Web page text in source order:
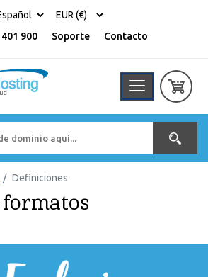
900 Soporte Contacto
Definiciones
formatos